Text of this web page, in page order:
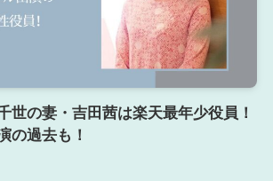
世の妻・吉田茜は楽天最年少役員！
の過去も！